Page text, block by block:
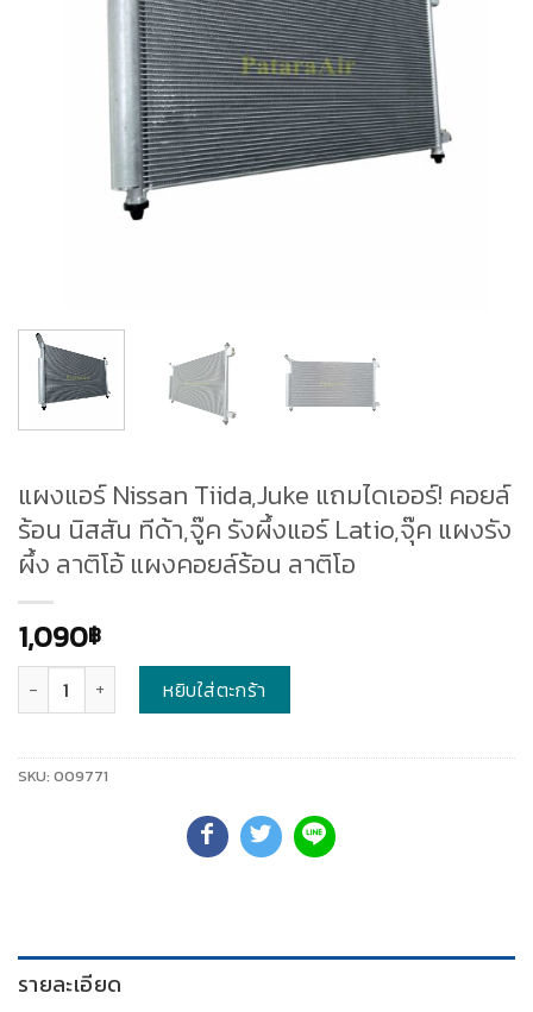
แผงแอร์ Nissan Tiida,Juke แถมไดเออร์! คอยล์
ร้อน นิสสัน ทีด้า,จู๊ค รังผึ้งแอร์ Latio,จุ๊ค แผงรัง
ผึ้ง ลาติโอ้ แผงคอยล์ร้อน ลาติโอ
1,090฿
หยิบใส่ตะกร้า
SKU: 009771
รายละเอียด